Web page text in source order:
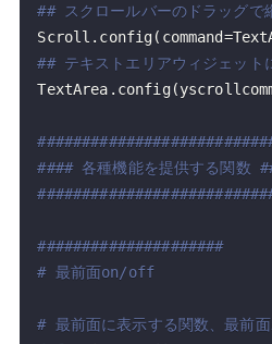
## スクロールバーのドラッグで
Scroll . config( command=
## テキストエリアウィジェット
TextArea . config(
#### 各種機能を提供する関数
#####################
# 最前面on/off
# 最前面に表示する関数、最前